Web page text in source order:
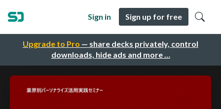
Upgrade to Pro — share decks privately, control
downloads, hide ads and more …
Sign in Sign up for free